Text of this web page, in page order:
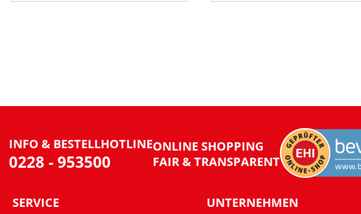
INFO & BESTELLHOTLINE
0228 - 953500
ONLINE SHOPPING
FAIR & TRANSPARENT
SERVICE UNTERNEHMEN